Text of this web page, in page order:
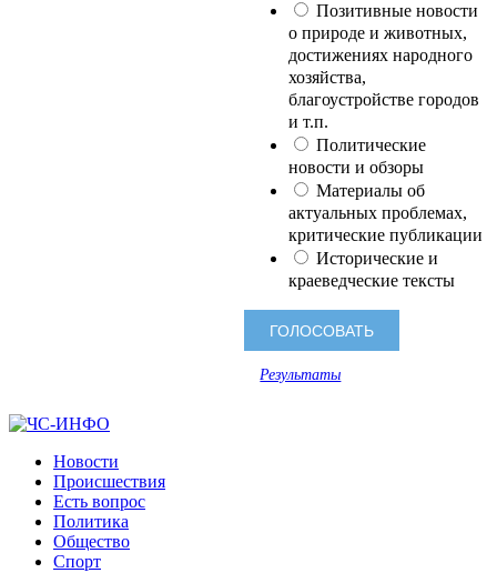
Позитивные новости
о природе и животных,
достижениях народного
хозяйства,
благоустройстве городов
и т.п.
Политические
новости и обзоры
Материалы об
актуальных проблемах,
критические публикации
Исторические и
краеведческие тексты
Результаты
Новости
Происшествия
Есть вопрос
Политика
Общество
Спорт